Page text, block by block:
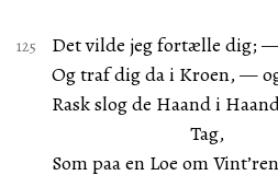
Det vilde jeg fortælle dig;
Og traf dig da i Kroen, —
Rask slog de Haand i
Tag,
Som paa en Loe om